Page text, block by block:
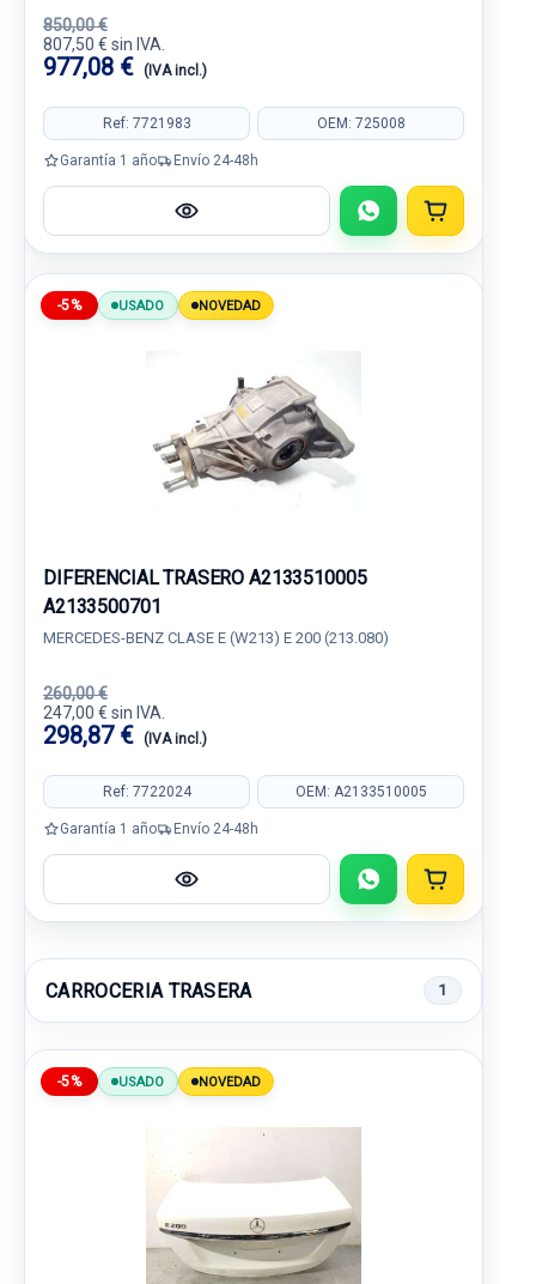
850,00 €
807,50 € sin IVA.
977,08 € (IVA incl.)
Ref: 7721983 OEM: 725008
Garantía 1 año Envío 24-48h
-5% USADO NOVEDAD
DIFERENCIAL TRASERO A2133510005
A2133500701
MERCEDES-BENZ CLASE E (W213) E 200 (213.080)
260,00 €
247,00 € sin IVA.
298,87 € (IVA incl.)
Ref: 7722024 OEM: A2133510005
Garantía 1 año Envío 24-48h
CARROCERIA TRASERA 1
-5% USADO NOVEDAD